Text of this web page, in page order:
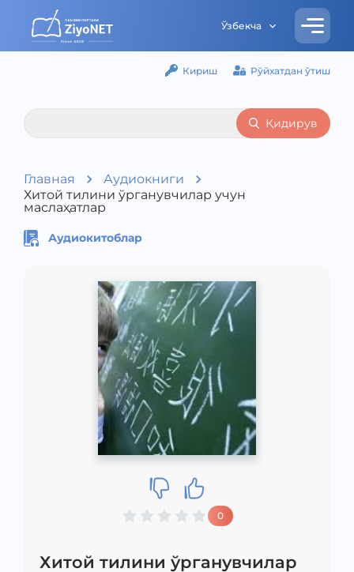
Ўзбекча
Кириш Рўйхатдан ўтиш
Қидирув
Главная
Аудиокниги
Хитой тилини ўрганувчилар учун
маслаҳатлар
Аудиокитоблар
0
Хитой тилини ўрганувчилар